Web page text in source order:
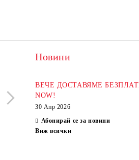
€2.04
Новини
ВЕЧЕ ДОСТАВЯМЕ
NOW!
30 Апр 2026
Абонирай се за новини
Виж всички